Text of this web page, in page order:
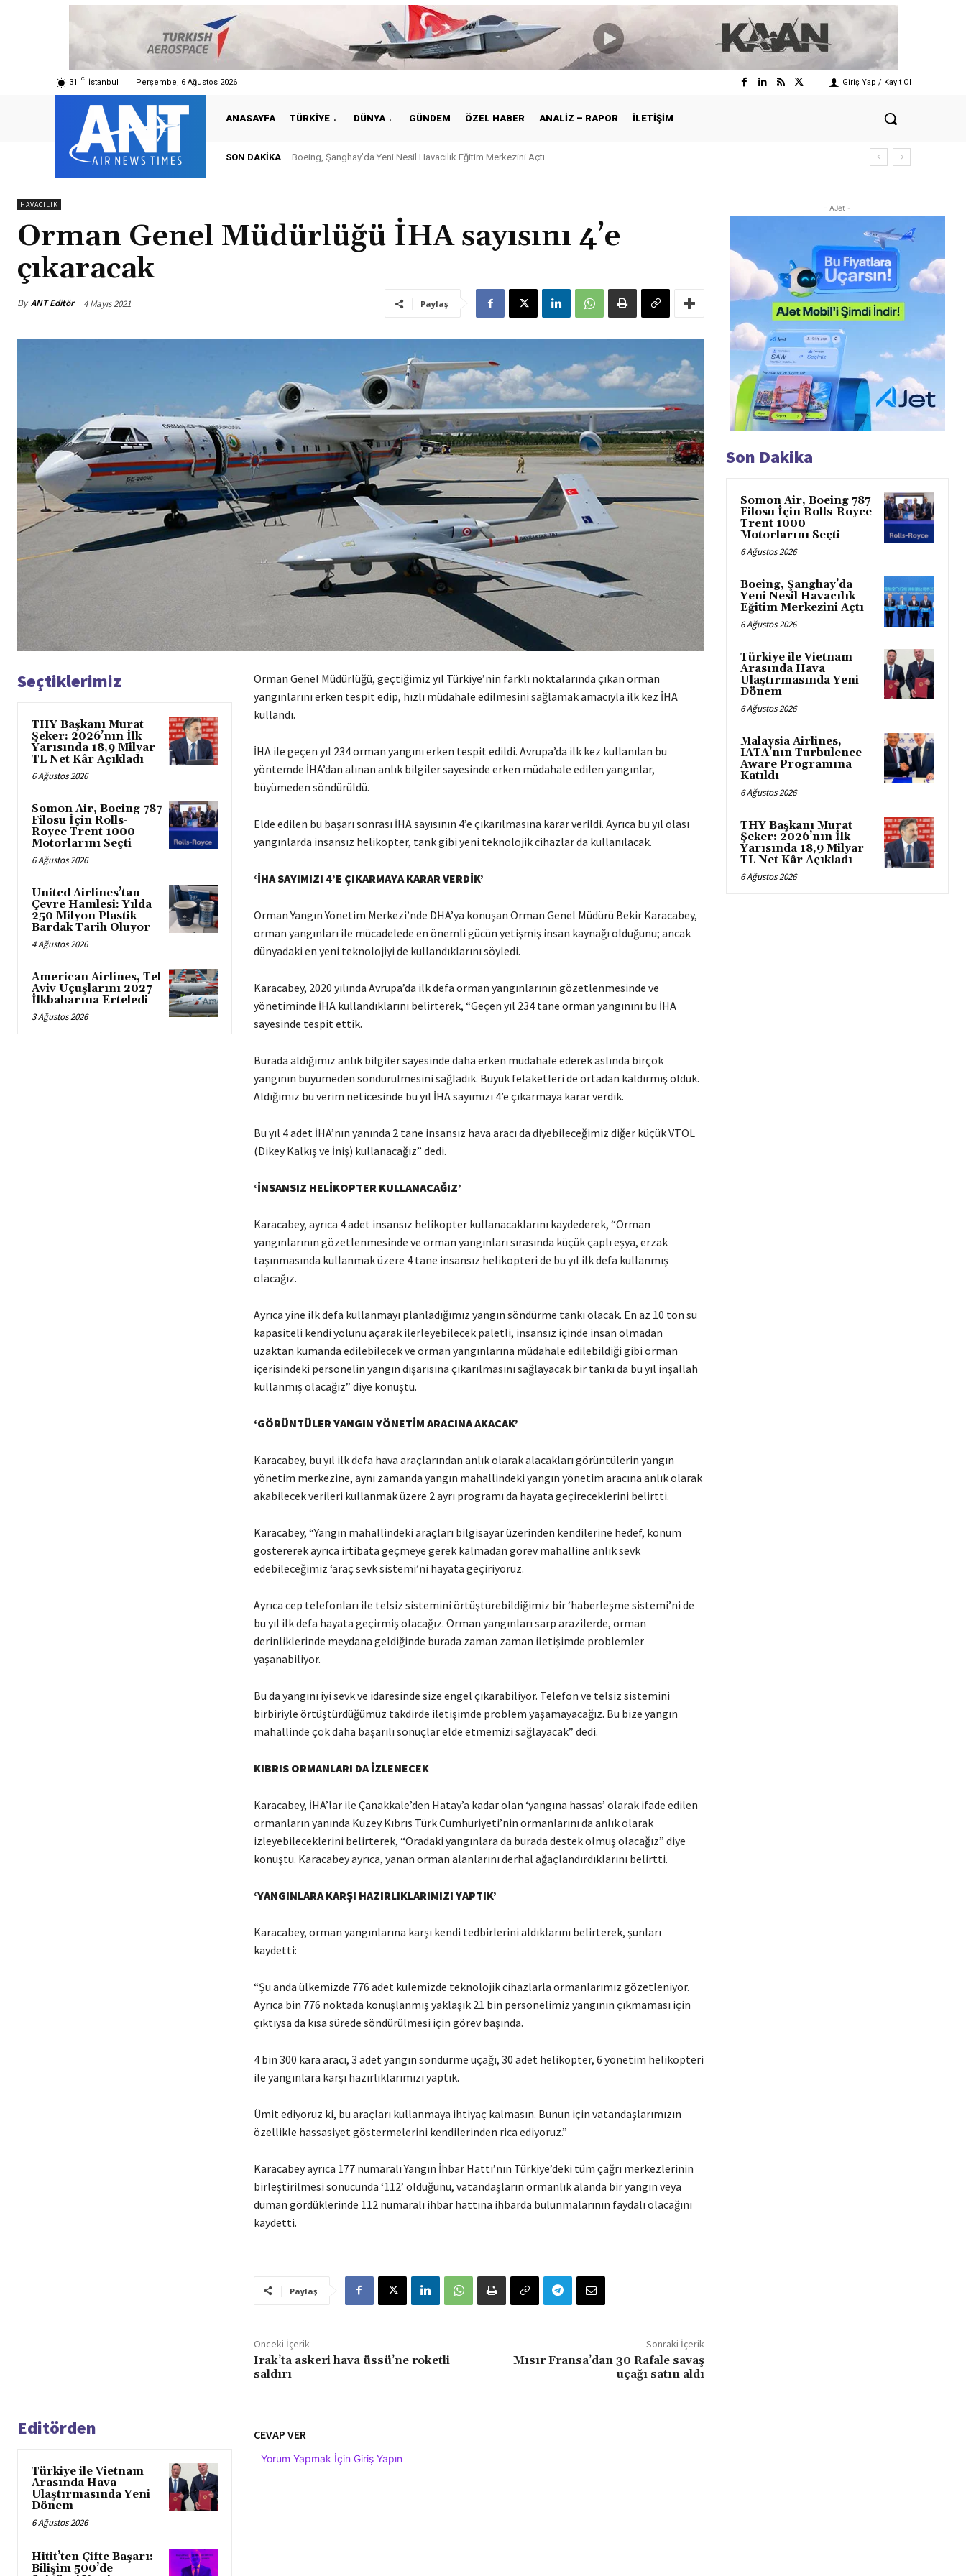
31 C İstanbul Perşembe, 6 Ağustos 2026 Giriş Yap / Kayıt Ol
ANASAYFA TÜRKIYE DÜNYA GÜNDEM ÖZEL HABER ANALIZ – RAPOR İLETIŞIM
SON DAKIKABoeing, Şanghay’da Yeni Nesil Havacılık Eğitim Merkezini Açtı
Türkiye ile Vietnam Arasında Hava Ulaştırmasında Yeni Dönem
HAVACILIK
Orman Genel Müdürlüğü İHA sayısını 4’e
çıkaracak
By ANT Editör 4 Mayıs 2021 Paylaş
Seçtiklerimiz
THY Başkanı Murat
Şeker: 2026’nın İlk
Yarısında 18,9 Milyar
TL Net Kâr Açıkladı
6 Ağustos 2026
Somon Air, Boeing 787
Filosu İçin Rolls-
Royce Trent 1000
Motorlarını Seçti
6 Ağustos 2026
United Airlines’tan
Çevre Hamlesi: Yılda
250 Milyon Plastik
Bardak Tarih Oluyor
4 Ağustos 2026
American Airlines, Tel
Aviv Uçuşlarını 2027
İlkbaharına Erteledi
3 Ağustos 2026
Orman Genel Müdürlüğü, geçtiğimiz yıl Türkiye’nin farklı noktalarında çıkan orman
yangınlarını erken tespit edip, hızlı müdahale edilmesini sağlamak amacıyla ilk kez İHA
kullandı.
İHA ile geçen yıl 234 orman yangını erken tespit edildi. Avrupa’da ilk kez kullanılan bu
yöntemde İHA’dan alınan anlık bilgiler sayesinde erken müdahale edilen yangınlar,
büyümeden söndürüldü.
Elde edilen bu başarı sonrası İHA sayısının 4’e çıkarılmasına karar verildi. Ayrıca bu yıl olası
yangınlarda insansız helikopter, tank gibi yeni teknolojik cihazlar da kullanılacak.
‘İHA SAYIMIZI 4’E ÇIKARMAYA KARAR VERDİK’
Orman Yangın Yönetim Merkezi’nde DHA’ya konuşan Orman Genel Müdürü Bekir Karacabey,
orman yangınları ile mücadelede en önemli gücün yetişmiş insan kaynağı olduğunu; ancak
dünyadaki en yeni teknolojiyi de kullandıklarını söyledi.
Karacabey, 2020 yılında Avrupa’da ilk defa orman yangınlarının gözetlenmesinde ve
yönetiminde İHA kullandıklarını belirterek, “Geçen yıl 234 tane orman yangınını bu İHA
sayesinde tespit ettik.
Burada aldığımız anlık bilgiler sayesinde daha erken müdahale ederek aslında birçok
yangının büyümeden söndürülmesini sağladık. Büyük felaketleri de ortadan kaldırmış olduk.
Aldığımız bu verim neticesinde bu yıl İHA sayımızı 4’e çıkarmaya karar verdik.
Bu yıl 4 adet İHA’nın yanında 2 tane insansız hava aracı da diyebileceğimiz diğer küçük VTOL
(Dikey Kalkış ve İniş) kullanacağız” dedi.
‘İNSANSIZ HELİKOPTER KULLANACAĞIZ’
Karacabey, ayrıca 4 adet insansız helikopter kullanacaklarını kaydederek, “Orman
yangınlarının gözetlenmesinde ve orman yangınları sırasında küçük çaplı eşya, erzak
taşınmasında kullanmak üzere 4 tane insansız helikopteri de bu yıl ilk defa kullanmış
olacağız.
Ayrıca yine ilk defa kullanmayı planladığımız yangın söndürme tankı olacak. En az 10 ton su
kapasiteli kendi yolunu açarak ilerleyebilecek paletli, insansız içinde insan olmadan
uzaktan kumanda edilebilecek ve orman yangınlarına müdahale edilebildiği gibi orman
içerisindeki personelin yangın dışarısına çıkarılmasını sağlayacak bir tankı da bu yıl inşallah
kullanmış olacağız” diye konuştu.
‘GÖRÜNTÜLER YANGIN YÖNETİM ARACINA AKACAK’
Karacabey, bu yıl ilk defa hava araçlarından anlık olarak alacakları görüntülerin yangın
yönetim merkezine, aynı zamanda yangın mahallindeki yangın yönetim aracına anlık olarak
akabilecek verileri kullanmak üzere 2 ayrı programı da hayata geçireceklerini belirtti.
Karacabey, “Yangın mahallindeki araçları bilgisayar üzerinden kendilerine hedef, konum
göstererek ayrıca irtibata geçmeye gerek kalmadan görev mahalline anlık sevk
edebileceğimiz ‘araç sevk sistemi’ni hayata geçiriyoruz.
Ayrıca cep telefonları ile telsiz sistemini örtüştürebildiğimiz bir ‘haberleşme sistemi’ni de
bu yıl ilk defa hayata geçirmiş olacağız. Orman yangınları sarp arazilerde, orman
derinliklerinde meydana geldiğinde burada zaman zaman iletişimde problemler
yaşanabiliyor.
Bu da yangını iyi sevk ve idaresinde size engel çıkarabiliyor. Telefon ve telsiz sistemini
birbiriyle örtüştürdüğümüz takdirde iletişimde problem yaşamayacağız. Bu bize yangın
mahallinde çok daha başarılı sonuçlar elde etmemizi sağlayacak” dedi.
KIBRIS ORMANLARI DA İZLENECEK
Karacabey, İHA’lar ile Çanakkale’den Hatay’a kadar olan ‘yangına hassas’ olarak ifade edilen
ormanların yanında Kuzey Kıbrıs Türk Cumhuriyeti’nin ormanlarını da anlık olarak
izleyebileceklerini belirterek, “Oradaki yangınlara da burada destek olmuş olacağız” diye
konuştu. Karacabey ayrıca, yanan orman alanlarını derhal ağaçlandırdıklarını belirtti.
‘YANGINLARA KARŞI HAZIRLIKLARIMIZI YAPTIK’
Karacabey, orman yangınlarına karşı kendi tedbirlerini aldıklarını belirterek, şunları
kaydetti:
“Şu anda ülkemizde 776 adet kulemizde teknolojik cihazlarla ormanlarımız gözetleniyor.
Ayrıca bin 776 noktada konuşlanmış yaklaşık 21 bin personelimiz yangının çıkmaması için
çıktıysa da kısa sürede söndürülmesi için görev başında.
4 bin 300 kara aracı, 3 adet yangın söndürme uçağı, 30 adet helikopter, 6 yönetim helikopteri
ile yangınlara karşı hazırlıklarımızı yaptık.
Ümit ediyoruz ki, bu araçları kullanmaya ihtiyaç kalmasın. Bunun için vatandaşlarımızın
özellikle hassasiyet göstermelerini kendilerinden rica ediyoruz.”
Karacabey ayrıca 177 numaralı Yangın İhbar Hattı’nın Türkiye’deki tüm çağrı merkezlerinin
birleştirilmesi sonucunda ‘112’ olduğunu, vatandaşların ormanlık alanda bir yangın veya
duman gördüklerinde 112 numaralı ihbar hattına ihbarda bulunmalarının faydalı olacağını
kaydetti.
Paylaş
Önceki İçerik
Irak’ta askeri hava üssü’ne roketli
saldırı
Sonraki İçerik
Mısır Fransa’dan 30 Rafale savaş
uçağı satın aldı
Editörden
Türkiye ile Vietnam
Arasında Hava
Ulaştırmasında Yeni
Dönem
6 Ağustos 2026
Hitit’ten Çifte Başarı:
Bilişim 500’de
CEVAP VER
Yorum Yapmak İçin Giriş Yapın
- AJet -
Son Dakika
Somon Air, Boeing 787
Filosu İçin Rolls-Royce
Trent 1000
Motorlarını Seçti
6 Ağustos 2026
Boeing, Şanghay’da
Yeni Nesil Havacılık
Eğitim Merkezini Açtı
6 Ağustos 2026
Türkiye ile Vietnam
Arasında Hava
Ulaştırmasında Yeni
Dönem
6 Ağustos 2026
Malaysia Airlines,
IATA’nın Turbulence
Aware Programına
Katıldı
6 Ağustos 2026
THY Başkanı Murat
Şeker: 2026’nın İlk
Yarısında 18,9 Milyar
TL Net Kâr Açıkladı
6 Ağustos 2026